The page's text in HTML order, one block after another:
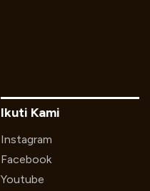
Ikuti Kami
Instagram
Facebook
Youtube